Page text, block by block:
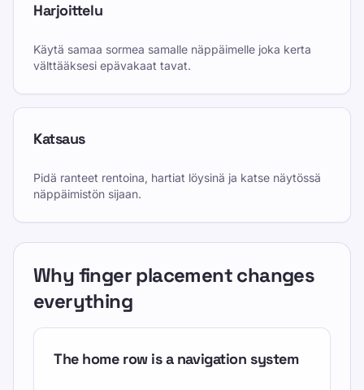
Harjoittelu
Käytä samaa sormea samalle näppäimelle joka kerta
välttääksesi epävakaat tavat.
Katsaus
Pidä ranteet rentoina, hartiat löysinä ja katse näytössä
näppäimistön sijaan.
Why finger placement changes
everything
The home row is a navigation system